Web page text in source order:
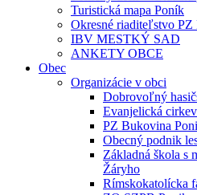
Turistická mapa Poník
Okresné riaditeľstvo
IBV MESTKÝ SAD
ANKETY OBCE
Obec
Organizácie v obci
Dobrovoľný
Evanjelická
PZ Bukovina
Obecný podnik
Základná škola s
Žáryho
Rímskokatolícka